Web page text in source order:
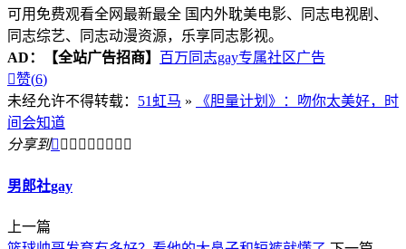
可用免费观看全网最新最全 国内外耽美电影、同志电视剧、
同志综艺、同志动漫资源，乐享同志影视。
AD：
【全站广告招商】 百万同志gay专属社区广告
赞(6)
未经允许不得转载： 51虹马 »
《胆量计划》：吻你太美好，时
间会知道
分享到        
男郎社gay
上一篇